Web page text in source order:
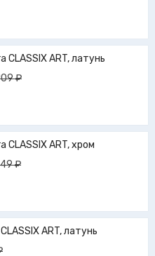
CLASSIX ART, латунь
₽
CLASSIX ART, хром
₽
ART, латунь